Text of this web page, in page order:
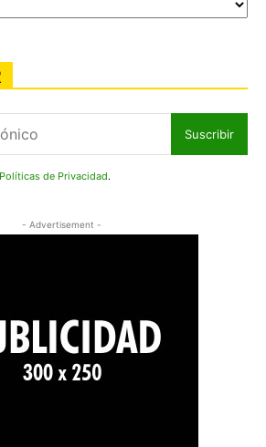
Suscribir
Políticas de Privacidad.
- Advertisement -